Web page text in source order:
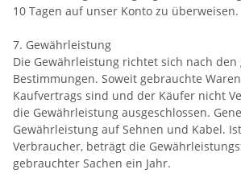
10 Tagen auf unser Konto zu überweisen.
7. Gewährleistung
Die Gewährleistung richtet sich nach den
Bestimmungen. Soweit gebrauchte
Kaufvertrags sind und der Käufer nicht
die Gewährleistung ausgeschlossen.
Gewährleistung auf Sehnen und Kabel.
Verbraucher, beträgt die
gebrauchter Sachen ein Jahr.